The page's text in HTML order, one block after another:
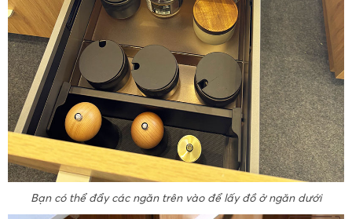
Bạn có thể đẩy các ngăn trên vào để lấy đồ ở ngăn dưới